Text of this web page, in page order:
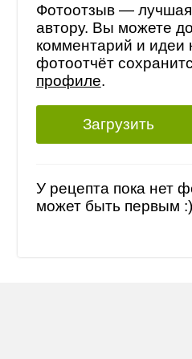
Фотоотзыв — лучшая
автору. Вы можете
комментарий и идеи
фотоотчёт
профиле.
Загрузить
У рецепта пока нет
может быть первым :)